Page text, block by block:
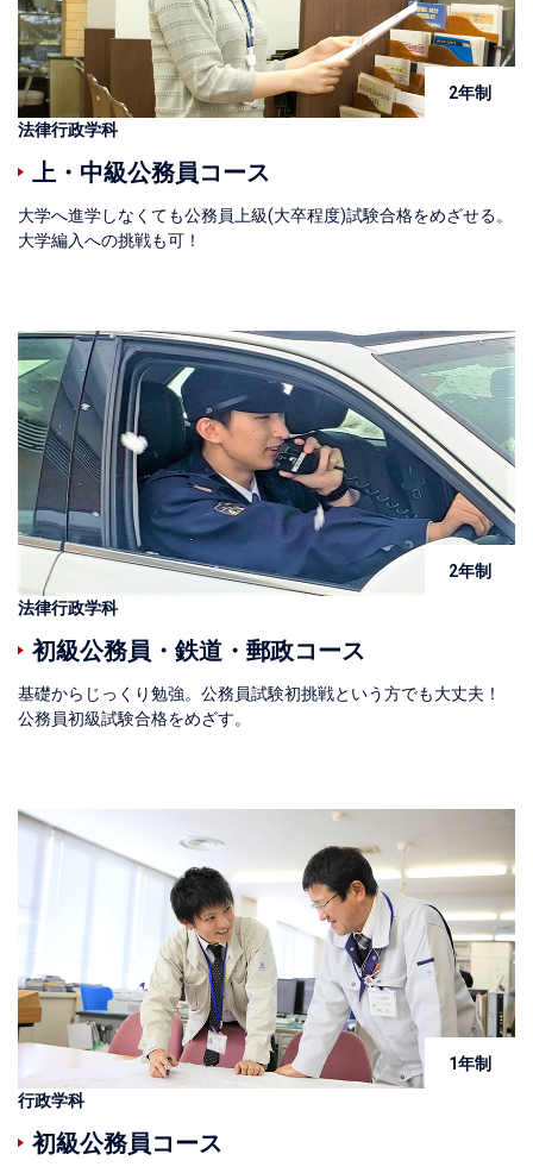
2年制
法律行政学科
上・中級公務員コース
大学へ進学しなくても公務員上級(大卒程度)試験合格をめざせる。
大学編入への挑戦も可！
2年制
法律行政学科
初級公務員・鉄道・郵政コース
基礎からじっくり勉強。公務員試験初挑戦という⽅でも大丈夫！
公務員初級試験合格をめざす。
1年制
行政学科
初級公務員コース